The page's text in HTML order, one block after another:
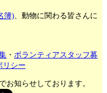
簿)、動物に関わる皆さんに
・ボランティアスタッフ募
リシー
お知らせしております。